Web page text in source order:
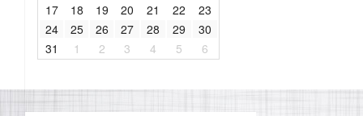
17
18 19 20 21 22
23
24
25 26 27 28 29
30
31
1 2 3 4 5 6